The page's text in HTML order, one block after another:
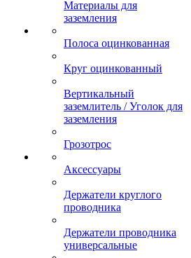
Материалы для
заземления
Полоса оцинкованная
Круг оцинкованный
Вертикальный
заземлитель / Уголок для
заземления
Грозотрос
Аксессуары
Держатели круглого
проводника
Держатели проводника
универсальные